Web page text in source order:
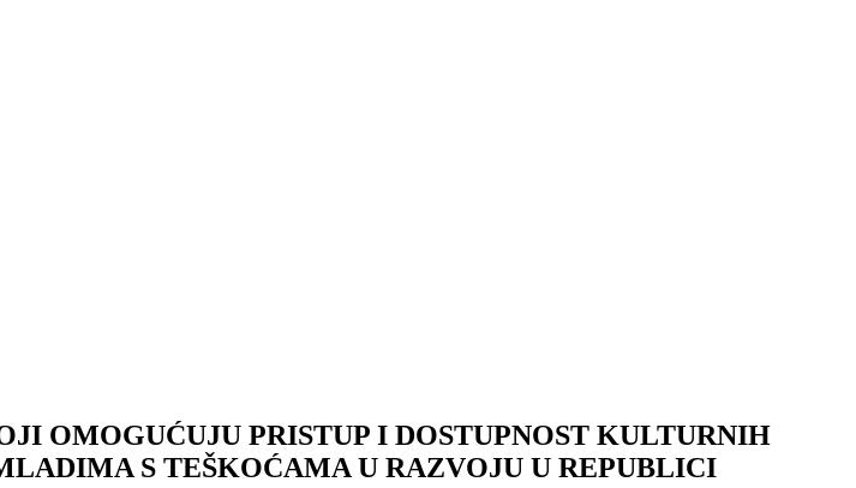
OMOGUĆUJU PRISTUP I DOSTUPNOST KULTURNIH
S TEŠKOĆAMA U RAZVOJU U REPUBLICI